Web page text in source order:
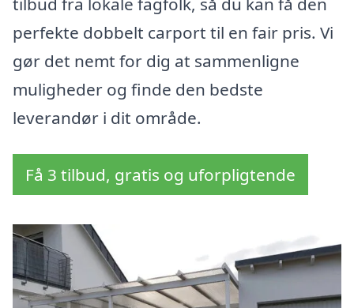
perfekte dobbelt carport til en fair pris. Vi
gør det nemt for dig at sammenligne
muligheder og finde den bedste
leverandør i dit område.
Få 3 tilbud, gratis og uforpligtende